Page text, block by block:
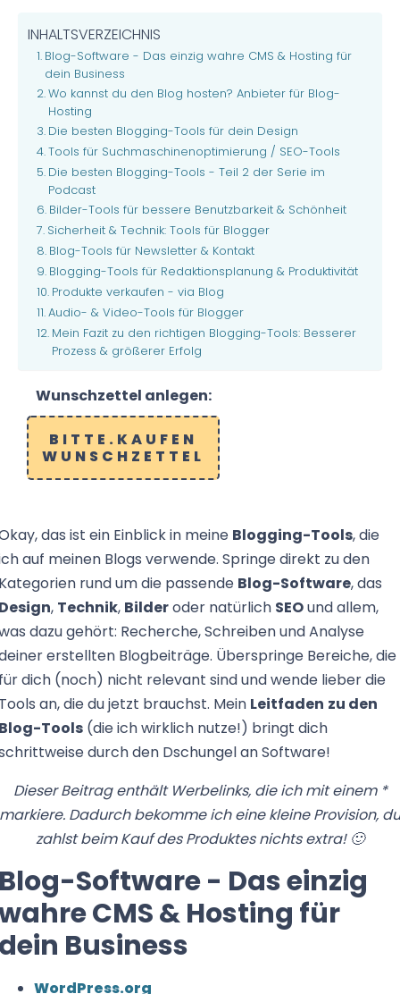
INHALTSVERZEICHNIS
Blog-Software - Das einzig wahre CMS & Hosting für
dein Business
Wo kannst du den Blog hosten? Anbieter für Blog-
Hosting
Die besten Blogging-Tools für dein Design
Tools für Suchmaschinenoptimierung / SEO-Tools
Die besten Blogging-Tools - Teil 2 der Serie im
Podcast
Bilder-Tools für bessere Benutzbarkeit & Schönheit
Sicherheit & Technik: Tools für Blogger
Blog-Tools für Newsletter & Kontakt
Blogging-Tools für Redaktionsplanung & Produktivität
Produkte verkaufen - via Blog
Audio- & Video-Tools für Blogger
Mein Fazit zu den richtigen Blogging-Tools: Besserer
Prozess & größerer Erfolg
Wunschzettel anlegen:
BITTE.KAUFEN
WUNSCHZETTEL
du nach Aktivierung deines Kundenkontos.
Dafür bekommst du nach dem Kauf des Kurses eine E-
Mail mit deinen Zugangsdaten.
Später kannst du dich damit im Footer-Bereich unter
"Kunden-Logineinloggen und den Kurs fortführen.
du nach Aktivierung deines Kundenkontos.
Dafür bekommst du nach dem Kauf des Kurses eine E-
Mail mit deinen Zugangsdaten.
Später kannst du dich damit im Footer-Bereich unter
"Kunden-Login" einloggen und den Kurs fortführen.
das ist ein Einblick in meine Blogging-Tools, die
auf meinen Blogs verwende. Springe direkt zu den
rund um die passende Blog-Software, das
, Technik, Bilderoder natürlich SEOund allem,
dazu gehört: Recherche, Schreiben und Analyse
erstellten Blogbeiträge. Überspringe Bereiche, die
dich (noch) nicht relevant sind und wende lieber die
an, die du jetzt brauchst. Mein Leitfaden zu den
Tools (die ich wirklich nutze!) bringt dich
durch den Dschungel an Software!
Dieser Beitrag enthält Werbelinks, die ich mit einem *
markiere. Dadurch bekomme ich eine kleine Provision, du
zahlst beim Kauf des Produktes nichts extra! 🙂
Software - Das einzig
CMS & Hosting für
Business
WordPress.org